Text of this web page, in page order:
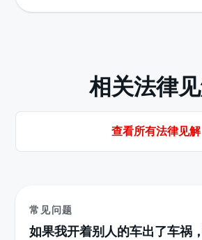
相关法律
查看所有法律见解
常见问题
如果我开着别人的车出了车祸